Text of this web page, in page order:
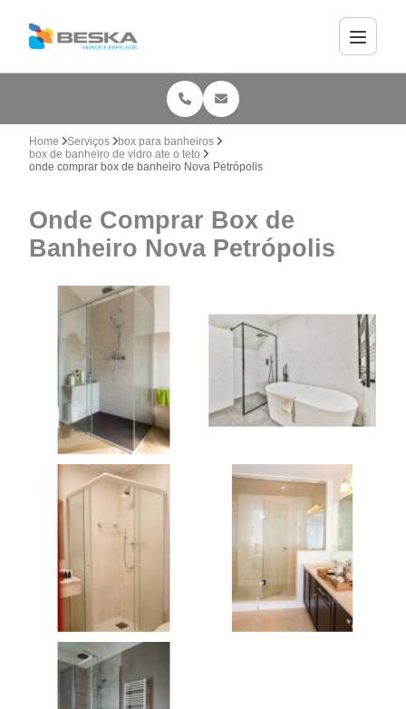
Home Serviços
box para banheiros
box de banheiro de vidro ate o teto
onde comprar box de banheiro Nova Petrópolis
Onde Comprar Box de
Banheiro Nova Petrópolis